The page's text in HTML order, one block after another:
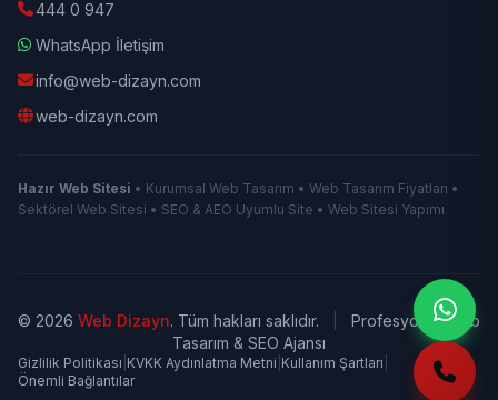
444 0 947
WhatsApp İletişim
info@web-dizayn.com
web-dizayn.com
Hazır Web Sitesi • Kurumsal Web Tasarım • Web Tasarım Fiyatları •
Sektörel Web Sitesi • SEO & AEO Uyumlu Site • Web Sitesi Yapımı
© 2026 Web Dizayn. Tüm hakları saklıdır.
Profesyonel Web
Tasarım & SEO Ajansı
Gizlilik Politikası KVKK Aydınlatma Metni Kullanım Şartları
Önemli Bağlantılar